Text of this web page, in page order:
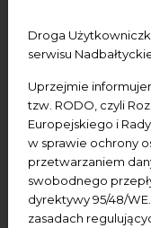
Droga
serwisu
Uprzejmie
tzw. RODO, czyli
Europejskiego i Rady
w sprawie ochrony
przetwarzaniem
swobodnego
dyrektywy 95/48/
zasadach
Konferencje
Dodaj do
Termin
Miejsce